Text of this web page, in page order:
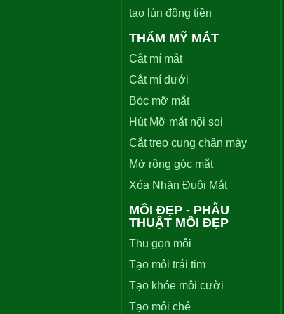
tạo lún đồng tiền
THẨM MỸ MẮT
Cắt mí mắt
Cắt mí dưới
Bóc mỡ mắt
Hút Mỡ mắt nội soi
Cắt treo cung chân mày
Mở rộng góc mắt
Xóa Nhăn Đuôi Mắt
MÔI ĐẸP - PHẪU
THUẬT MÔI ĐẸP
Thu gọn môi
Tạo môi trái tim
Tạo khóe môi cười
Tạo môi chẻ